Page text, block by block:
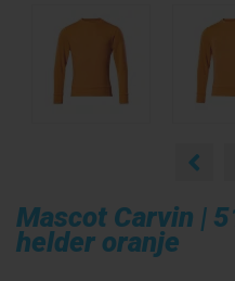
Mascot Carvin |
helder oranje